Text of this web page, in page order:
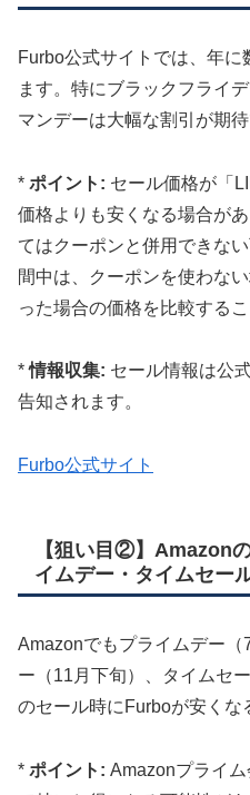
Furbo公式サイトでは、年
ます。特にブラックフライ
マンデーは大幅な割引が期待
* ポイント: セール価格が「
価格よりも安くなる場合が
てはクーポンと併用できな
間中は、クーポンを使わな
った場合の価格を比較するこ
*情報収集: セール情報は公
告知されます。
Furbo公式サイト
【狙い目②】Amazon
イムデー・タイムセー
Amazonでもプライムデー
ー（11月下旬）、タイムセ
のセール時にFurboが安くな
* ポイント: Amazonプライ